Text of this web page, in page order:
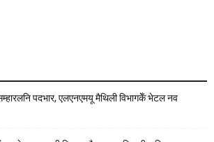
पदभार, एलएनएमयू मैथिली विभागकेँ भेटल नव